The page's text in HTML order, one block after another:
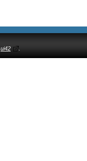
ui42